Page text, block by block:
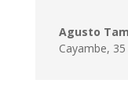
Agusto
Cayambe,